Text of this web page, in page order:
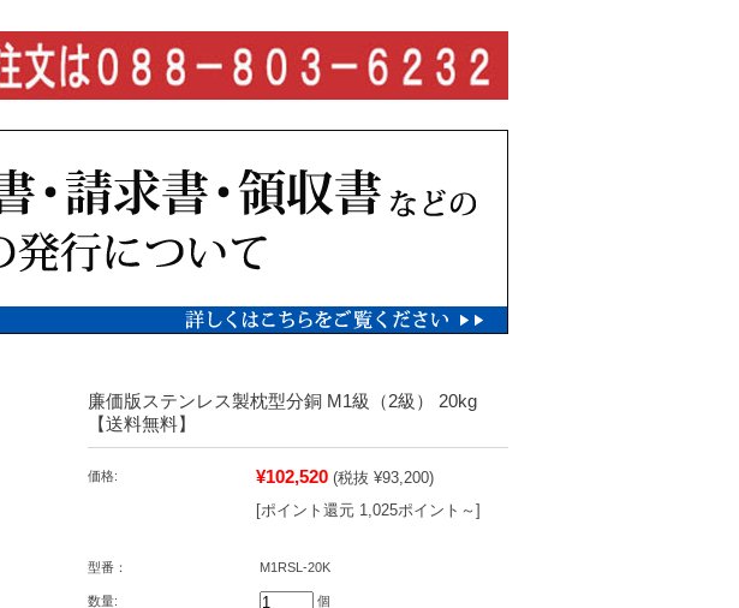
廉価版ステンレス製枕型分銅 M1級（2級） 20kg
【送料無料】
価格: ¥102,520 (税抜 ¥93,200)
[ポイント還元 1,025ポイント～]
型番： M1RSL-20K
数量: 個